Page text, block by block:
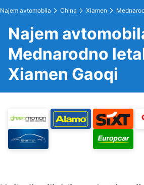
Najem avtomobila China Xiamen
Najem
Mednarodno
Xiamen Gaoqi